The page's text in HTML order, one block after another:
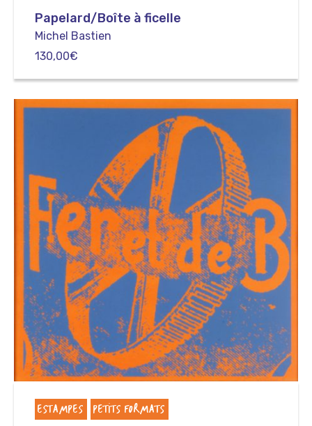
Papelard/Boîte à ficelle
Michel Bastien
130,00€
ESTAMPES PETITS FORMATS